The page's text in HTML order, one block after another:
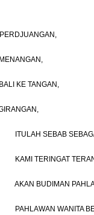
KE TANGAN,
SEBAGAI
PAHLAWAN